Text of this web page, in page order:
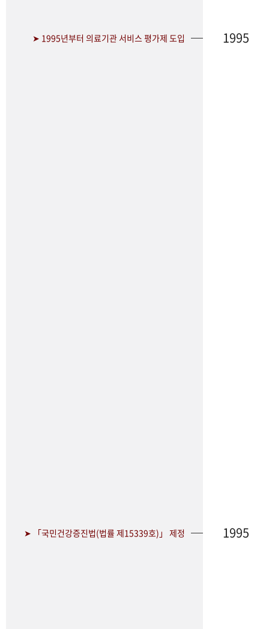
➤ 1995년부터 의료기관 서비스 평가제 도입 1995
➤ 「국민건강증진법(법률 제15339호)」 제정 1995